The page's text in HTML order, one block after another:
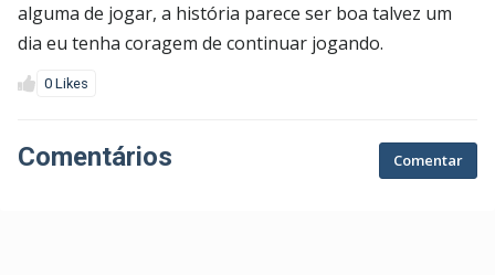
alguma de jogar, a história parece ser boa talvez um
dia eu tenha coragem de continuar jogando.
0 Likes
Comentários Comentar